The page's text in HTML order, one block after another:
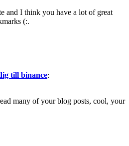
and I think you have a lot of great
(:.
till binance:
many of your blog posts, cool, your